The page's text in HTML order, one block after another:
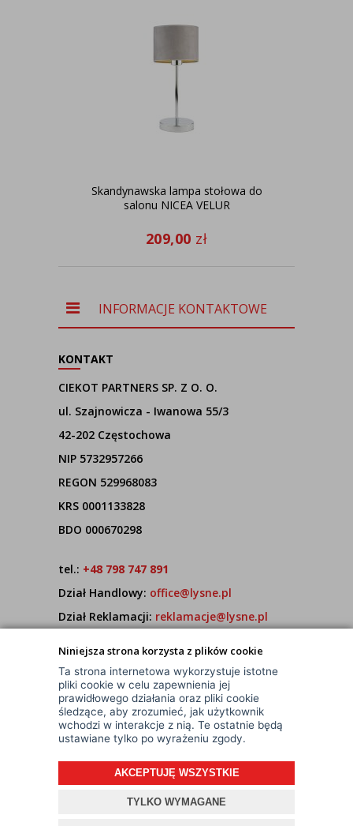
Niniejsza strona korzysta z plików cookie
Ta strona internetowa wykorzystuje istotne
pliki cookie w celu zapewnienia jej
prawidłowego działania oraz pliki cookie
śledzące, aby zrozumieć, jak użytkownik
wchodzi w interakcje z nią. Te ostatnie będą
ustawiane tylko po wyrażeniu zgody.
AKCEPTUJĘ WSZYSTKIE
TYLKO WYMAGANE
Skandynawska lampa stołowa do
salonu NICEA VELUR
209,00 zł
INFORMACJE KONTAKTOWE
KONTAKT
CIEKOT PARTNERS SP. Z O. O.
ul. Szajnowicza - Iwanowa 55/3
42-202 Częstochowa
NIP 5732957266
REGON 529968083
KRS 0001133828
BDO 000670298
tel.: +48 798 747 891
Dział Handlowy: office@lysne.pl
Dział Reklamacji: reklamacje@lysne.pl
7:00 - 15:00
© Wszelkie Prawa Zastrzeżone
Projekt i oprogramowanie sklepu: